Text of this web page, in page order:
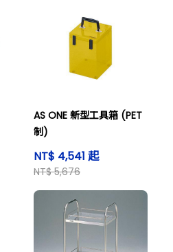
AS ONE 新型工具箱 (PET
制)
NT$ 4,541 起
NT$ 5,676